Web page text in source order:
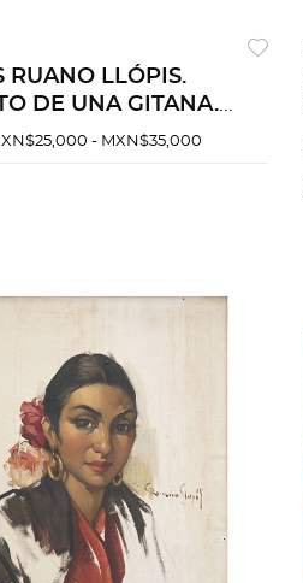
RUANO LLÓPIS.
DE UNA GITANA.
tela. Firmado "C
- MXN$35,000